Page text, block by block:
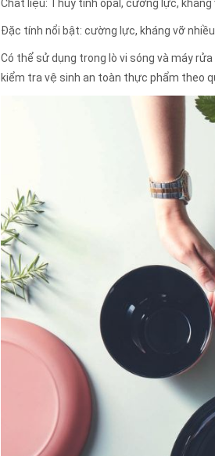
Chất liệu: Thuỷ tinh opal, cường lực, kháng
Đặc tính nổi bật: cường lực, kháng vỡ
Có thể sử dụng trong lò vi sóng và máy
kiểm tra vệ sinh an toàn thực phẩm theo